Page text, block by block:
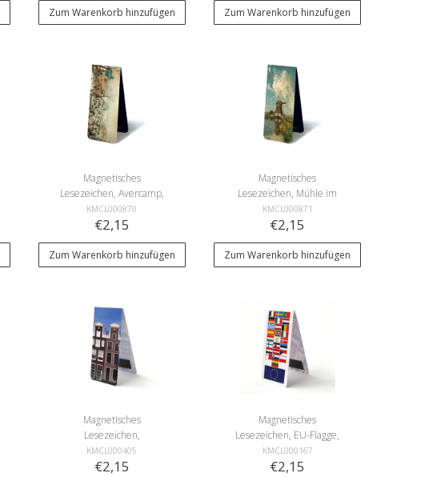
Zum Warenkorb hinzufügen Zum Warenkorb hinzufügen
Magnetisches
Lesezeichen, Avercamp,
Winterlandschaft
KMCL000870
€2,15
Zum Warenkorb hinzufügen
Magnetisches
Lesezeichen, Mühle im
Juli, Gabriel
KMCL000871
€2,15
Zum Warenkorb hinzufügen
Magnetisches
Lesezeichen,
Amsterdamer Häuser
KMCL000405
€2,15
Magnetisches
Lesezeichen, EU-Flagge,
Europa
KMCL000167
€2,15